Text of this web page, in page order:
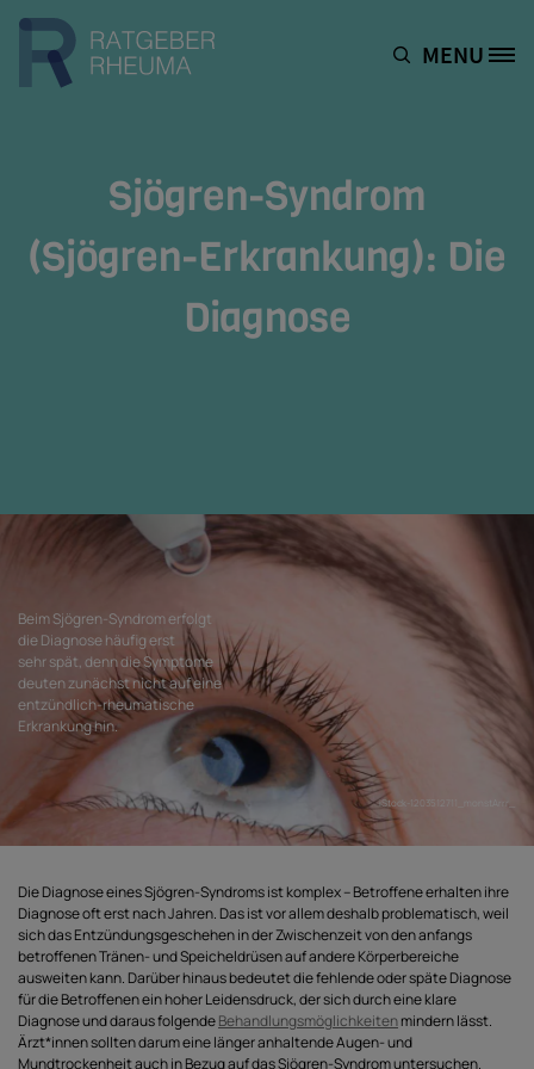
Site Logo MENU
Sjögren-Syndrom
(Sjögren-Erkrankung): Die
Diagnose
Beim Sjögren-Syndrom erfolgt
die Diagnose häufig erst
sehr spät, denn die Symptome
deuten zunächst nicht auf eine
entzündlich-rheumatische
Erkrankung hin.
iStock-1203512711_monstArrr_
Die Diagnose eines Sjögren-Syndroms ist komplex – Betroffene erhalten ihre
Diagnose oft erst nach Jahren. Das ist vor allem deshalb problematisch, weil
sich das Entzündungsgeschehen in der Zwischenzeit von den anfangs
betroffenen Tränen- und Speicheldrüsen auf andere Körperbereiche
ausweiten kann. Darüber hinaus bedeutet die fehlende oder späte Diagnose
für die Betroffenen ein hoher Leidensdruck, der sich durch eine klare
Diagnose und daraus folgendeBehandlungsmöglichkeitenmindern lässt.
Ärzt*innen sollten darum eine länger anhaltende Augen- und
Mundtrockenheit auch in Bezug auf das Sjögren-Syndrom untersuchen.